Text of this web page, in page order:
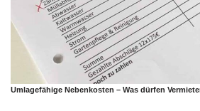
Umlagefähige Nebenkosten – Was dürfen